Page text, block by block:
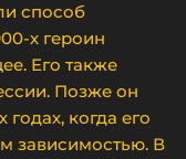
способ
х героин
Его также
Позже он
когда его
зависимостью. В